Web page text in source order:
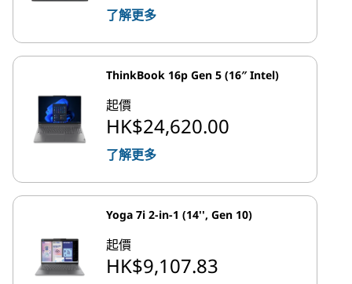
了解更多
ThinkBook 16p Gen 5 (16″ Intel)
起價
HK$24,620.00
了解更多
Yoga 7i 2-in-1 (14'', Gen 10)
起價
HK$9,107.83